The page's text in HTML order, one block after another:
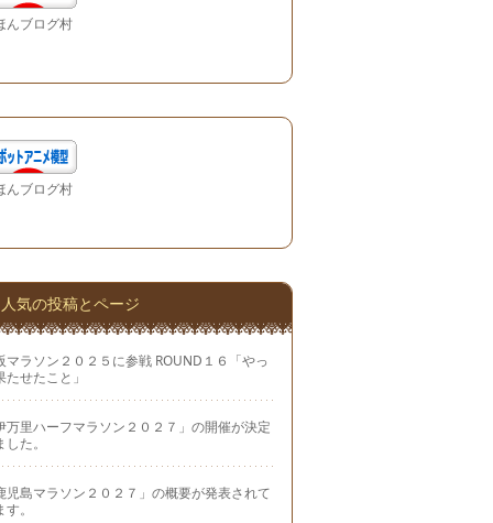
んブログ村
んブログ村
人気の投稿とページ
マラソン２０２５に参戦 ROUND１６「やっ
たせたこと」
万里ハーフマラソン２０２７」の開催が決定
した。
児島マラソン２０２７」の概要が発表されて
。